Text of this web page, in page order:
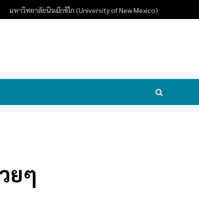
มหาวิทยาลัยนิวเม็กซิโก (University of New Mexico)
ยๆ